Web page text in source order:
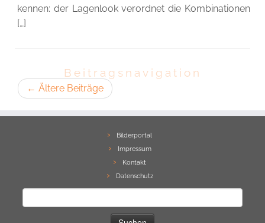
kennen: der Lagenlook verordnet die Kombinationen
[…]
Beitragsnavigation
← Ältere Beiträge
Bilderportal
Impressum
Kontakt
Datenschutz